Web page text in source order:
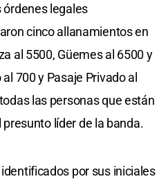
órdenes legales
cinco allanamientos en
al 5500, Güemes al 6500 y
700 y Pasaje Privado al
las personas que están
líder de la banda.
por sus iniciales